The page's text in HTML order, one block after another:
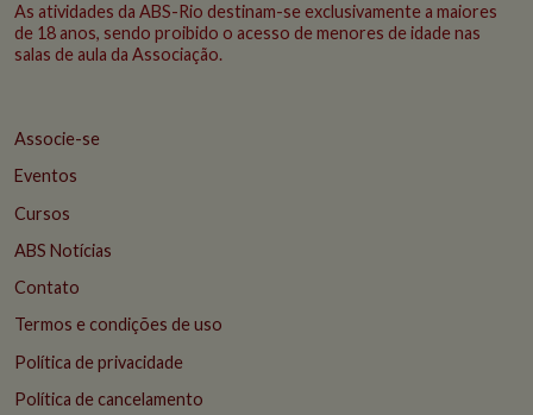
As atividades da ABS-Rio destinam-se exclusivamente a maiores
de 18 anos, sendo proibido o acesso de menores de idade nas
salas de aula da Associação.
Associe-se
Eventos
Cursos
ABS Notícias
Contato
Termos e condições de uso
Política de privacidade
Política de cancelamento